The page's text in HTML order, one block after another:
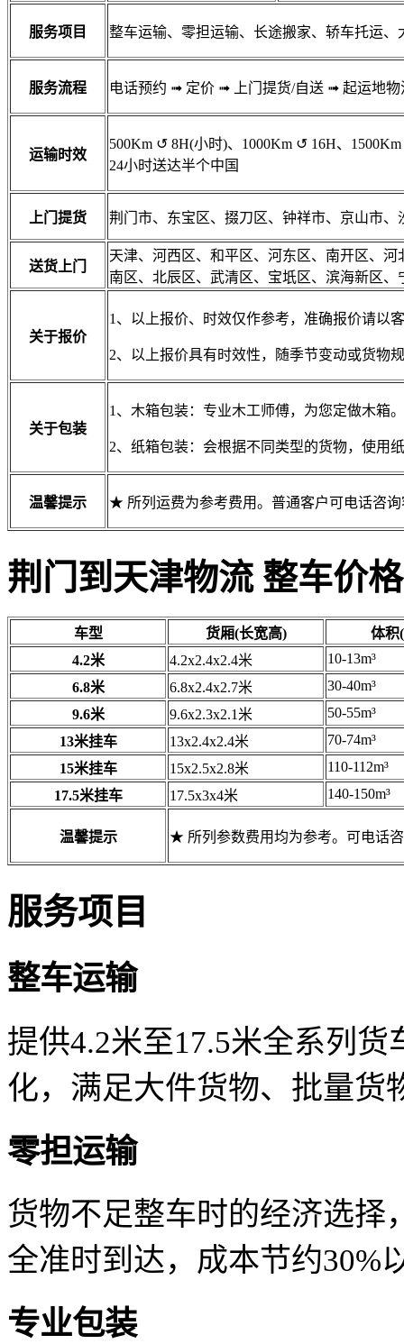
服务项目 整车运输、零担运输、长途搬家、轿车托运
服务流程 电话预约 ➟ 定价 ➟ 上门提货/自送 ➟ 起运地
运输时效
500Km ↺ 8H(小时)、1000Km ↺ 16H、1500Km
24小时送达半个中国
上门提货 荆门市、东宝区、掇刀区、钟祥市、京山市、
送货上门
天津、河西区、和平区、河东区、南开区、
南区、北辰区、武清区、宝坁区、滨海新区
关于报价
1、以上报价、时效仅作参考，准确报价请以
2、以上报价具有时效性，随季节变动或货物
关于包装
1、木箱包装：专业木工师傅，为您定做木箱
2、纸箱包装：会根据不同类型的货物，使用
温馨提示 ★ 所列运费为参考费用。普通客户可电话咨
荆门到天津物流 整车价格
车型 货厢(长宽高)
体积
4.2米
4.2x2.4x2.4米
10-13m³
6.8米
6.8x2.4x2.7米
30-40m³
9.6米
9.6x2.3x2.1米
50-55m³
13米挂车
13x2.4x2.4米
70-74m³
15米挂车
15x2.5x2.8米
110-112m³
17.5米挂车
17.5x3x4米 140-150m³
温馨提示 ★ 所列参数费用均为参考。可电话
服务项目
整车运输
提供4.2米至17.5米全系列
化，满足大件货物、批量货
零担运输
货物不足整车时的经济选择
全准时到达，成本节约30%
专业包装